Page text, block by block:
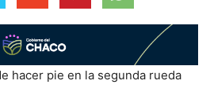
hacer pie en la segunda rueda